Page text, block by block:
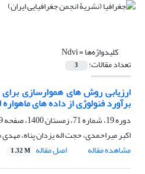
کلیدواژه‌ها =Ndvi
تعداد مقالات: 3
برآورد فنولوژی از داده های
دوره 19، شماره 71، زمستان 1400، صفحه
اکبر میراحمدی، حجت اله یزدان پناه،
مشاهده مقاله
اصل مقاله 1.32 M